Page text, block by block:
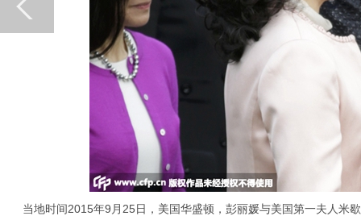
当地时间2015年9月25日，美国华盛顿，彭丽媛与美国第一夫人米歇